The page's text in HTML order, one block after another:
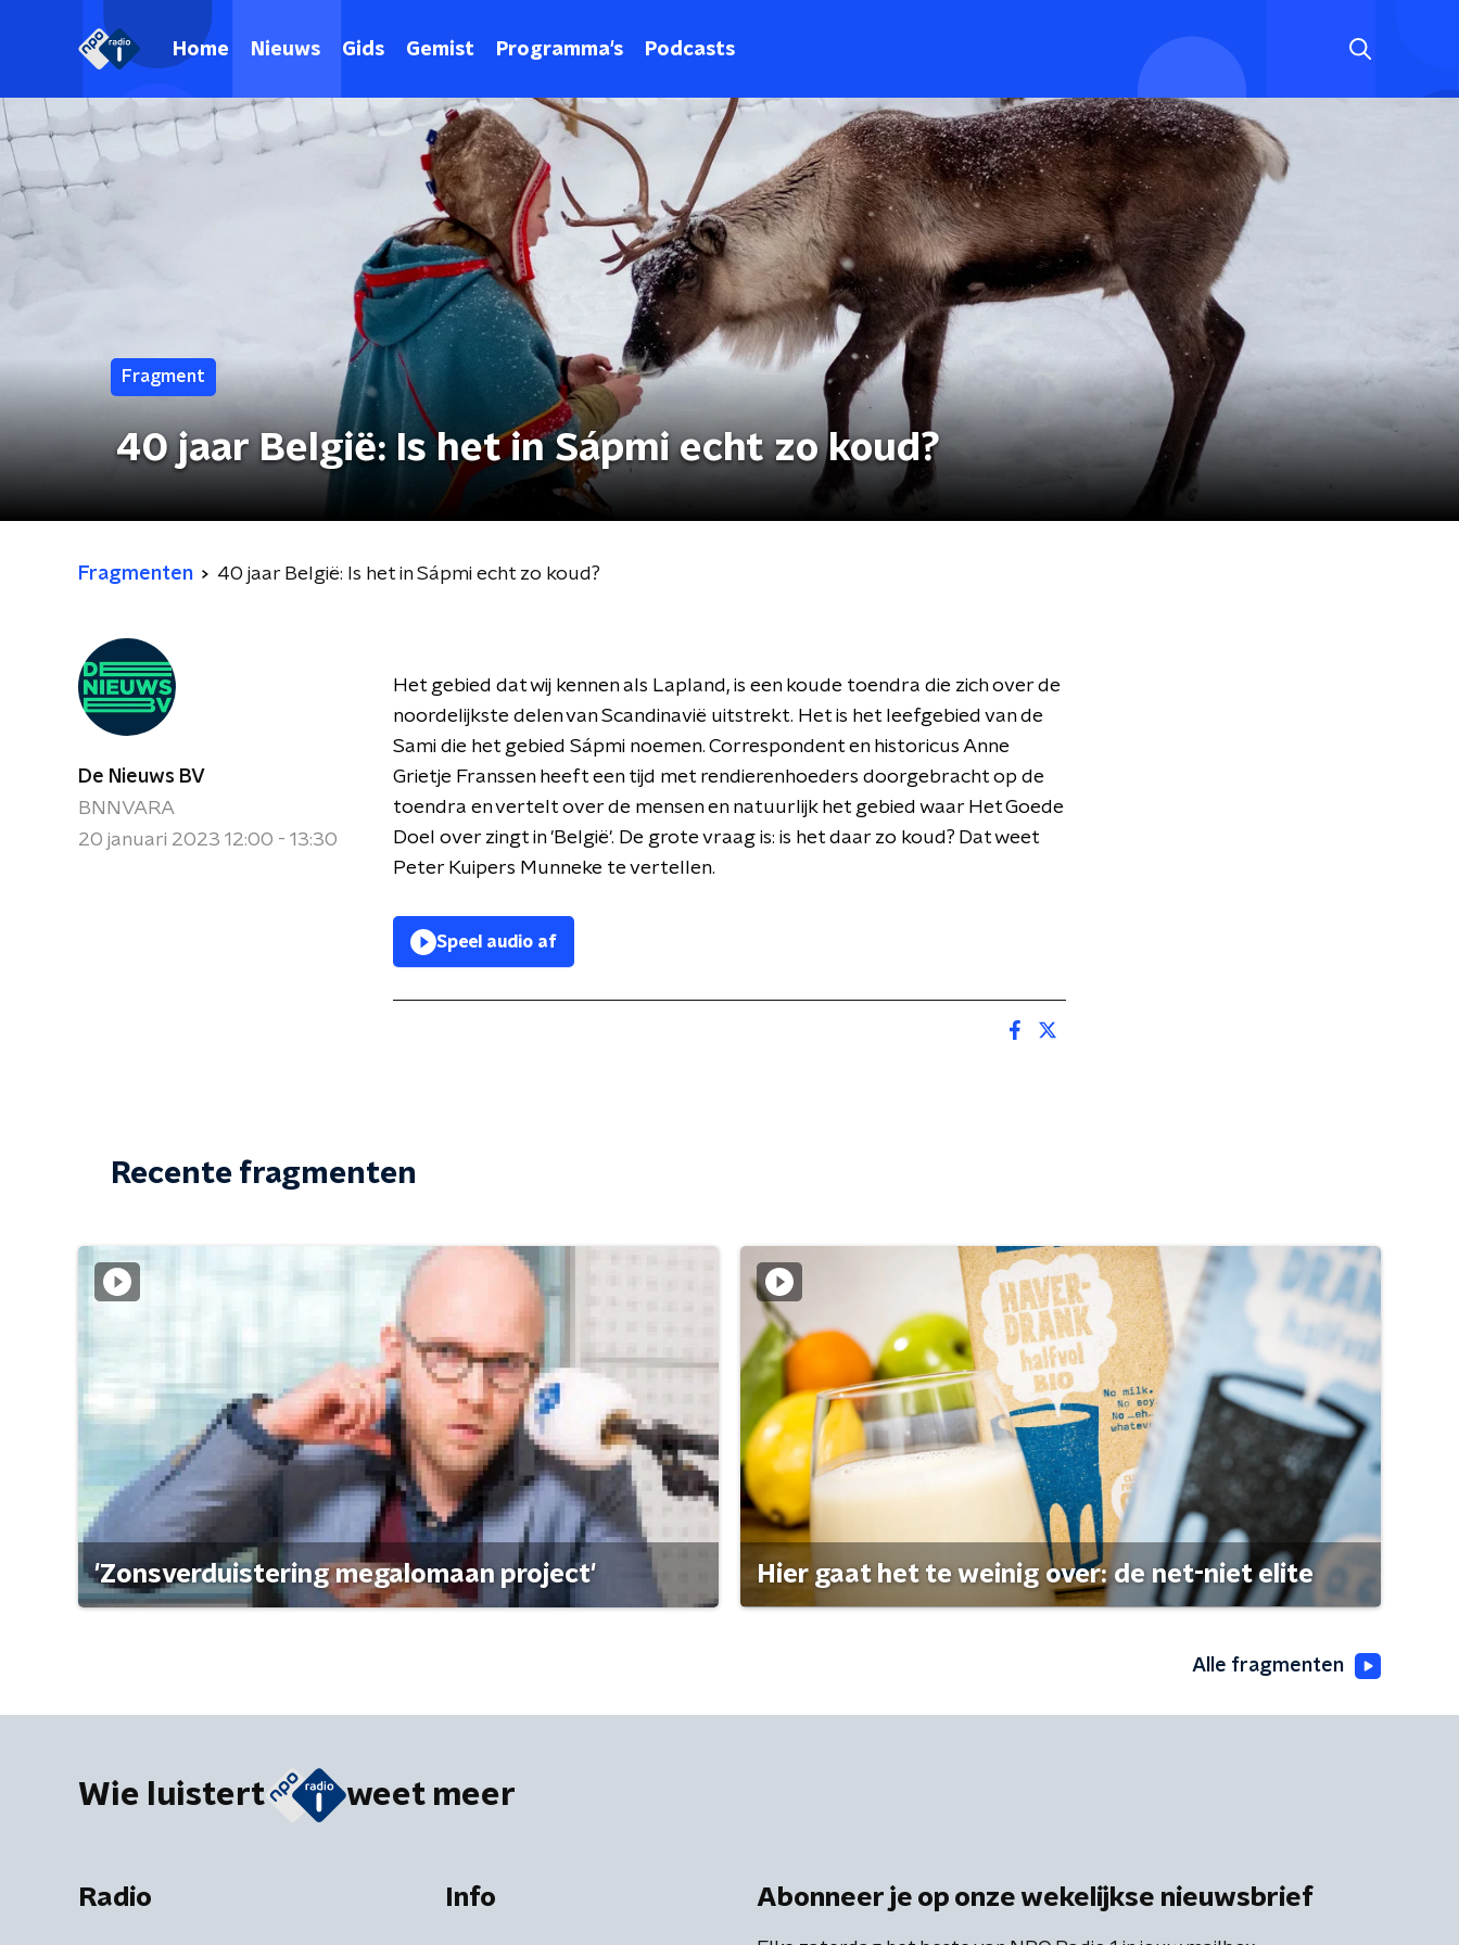
Home Nieuws Gids Gemist Programma's Podcasts
Fragment
40 jaar België: Is het in Sápmi echt zo koud?
Fragmenten 40 jaar België: Is het in Sápmi echt zo koud?
De Nieuws BV
BNNVARA
20 januari 2023 12:00 - 13:30
Het gebied dat wij kennen als Lapland, is een koude toendra die zich over de
noordelijkste delen van Scandinavië uitstrekt. Het is het leefgebied van de
Sami die het gebied Sápmi noemen. Correspondent en historicus Anne
Grietje Franssen heeft een tijd met rendierenhoeders doorgebracht op de
toendra en vertelt over de mensen en natuurlijk het gebied waar Het Goede
Doel over zingt in 'België'. De grote vraag is: is het daar zo koud? Dat weet
Peter Kuipers Munneke te vertellen.
Speel audio af
Recente fragmenten
'Zonsverduistering megalomaan project' Hier gaat het te weinig over: de net-niet elite
Alle fragmenten
Wie luistert weet meer
Radio Info Abonneer je op onze wekelijkse nieuwsbrief